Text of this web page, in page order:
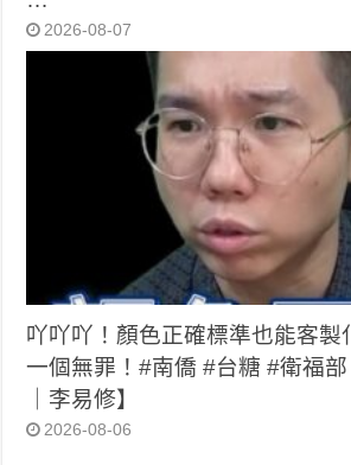
2026-08-07
吖吖吖！顏色正確標準也能客製
一個無罪！#南僑 #台糖 #衛福
｜李易修】
2026-08-06